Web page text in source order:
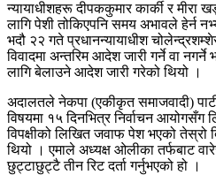
न्यायाधीशहरू दीपककुमार कार्की र
लागि पेशी तोकिएपनि समय अभावले हेर्न
भदौ २२ गते प्रधानन्यायाधीश
विवादमा अन्तरिम आदेश जारी गर्ने वा
लागि बेलाउने आदेश जारी गरेको थियो ।
अदालतले नेकपा (एकीकृत समाजवादी)
विषयमा १५ दिनभित्र निर्वाचन
विपक्षीको लिखित जवाफ पेश भएको तेस्रो
थियो । एमाले अध्यक्ष ओलीका तर्फबाट
छुट्टाछुट्टै तीन रिट दर्ता गर्नुभएको हो ।